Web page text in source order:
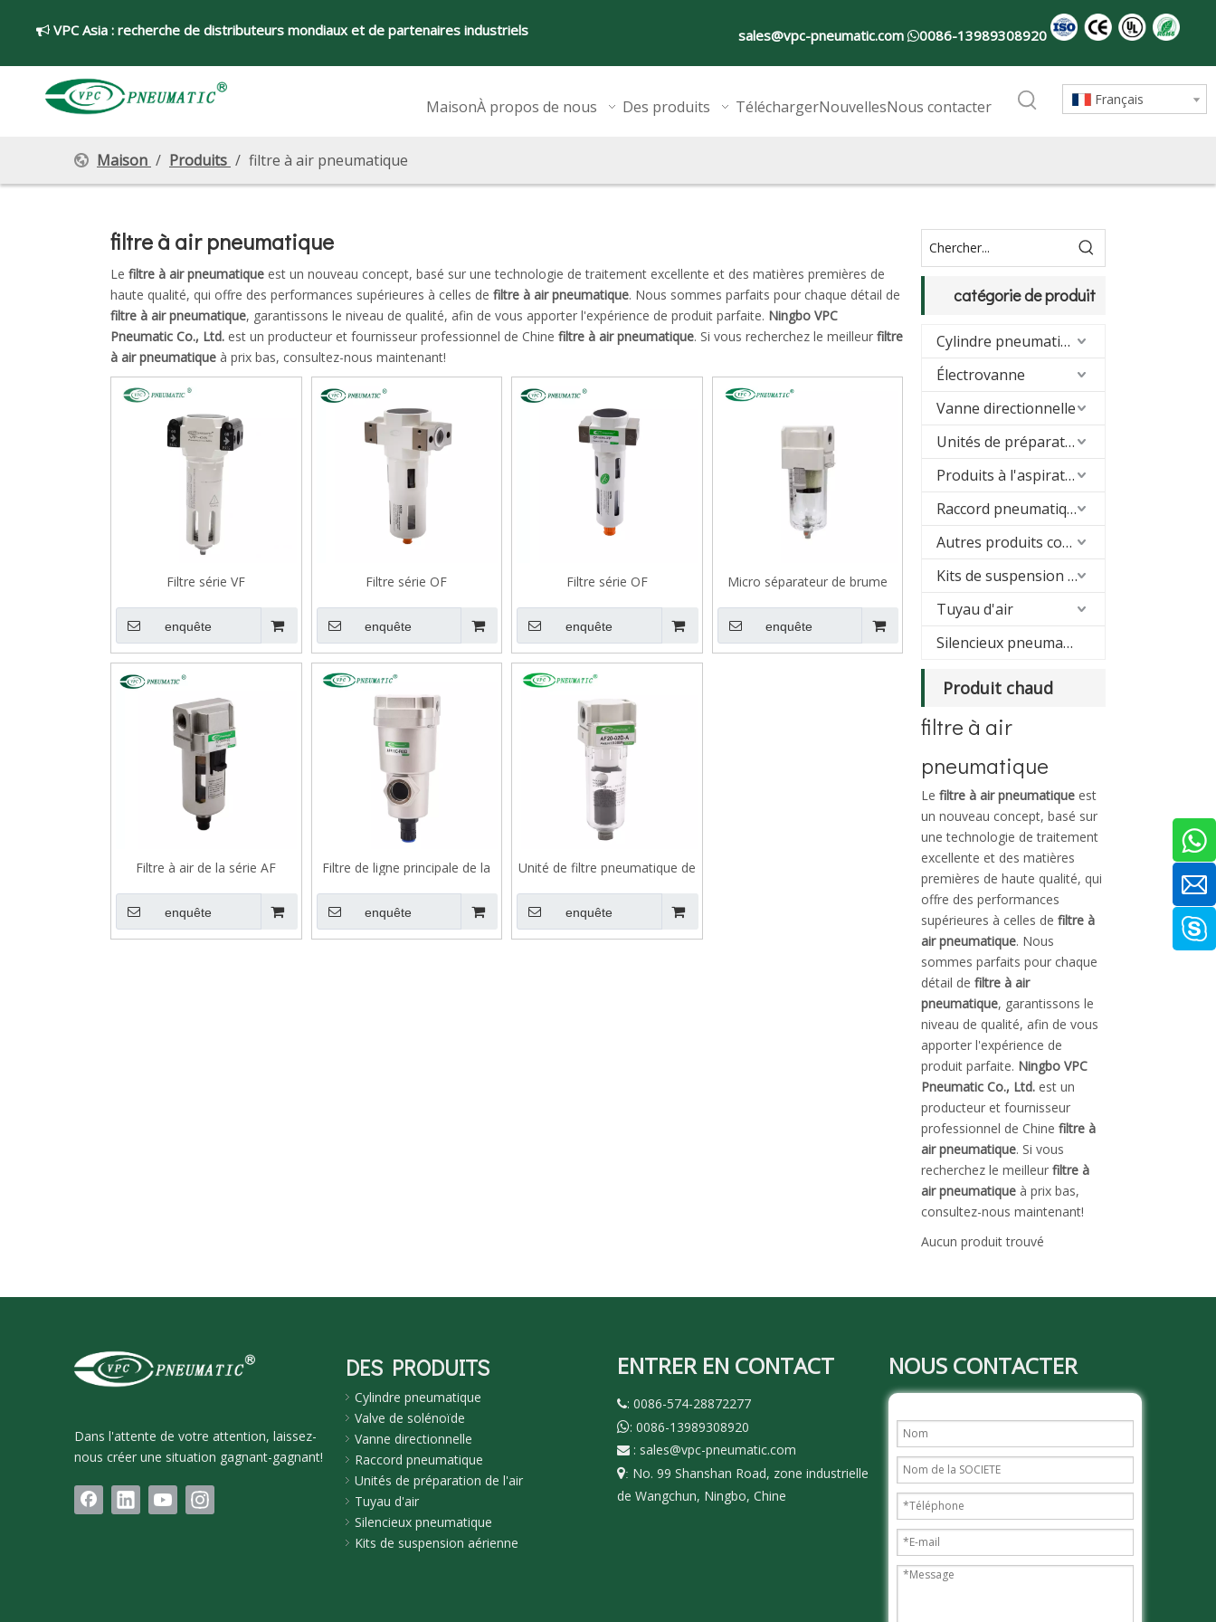
 VPC Asia : recherche de distributeurs mondiaux et de partenaires industriels sales@vpc-pneumatic.com 0086-13989308920
MaisonÀ propos de nous Des produits TéléchargerNouvellesNous contacter Français
Maison / Produits / filtre à air pneumatique
filtre à air pneumatique
Le filtre à air pneumatique est un nouveau concept, basé sur une technologie de traitement excellente et des matières premières de
haute qualité, qui offre des performances supérieures à celles de filtre à air pneumatique. Nous sommes parfaits pour chaque détail de
filtre à air pneumatique, garantissons le niveau de qualité, afin de vous apporter l'expérience de produit parfaite. Ningbo VPC
Pneumatic Co., Ltd. est un producteur et fournisseur professionnel de Chine filtre à air pneumatique. Si vous recherchez le meilleur filtre
à air pneumatique à prix bas, consultez-nous maintenant!
Filtre série VF
enquête
Filtre série OF
enquête
Filtre série OF
enquête
Micro séparateur de brume
enquête
Filtre à air de la série AF
enquête
Filtre de ligne principale de la
enquête
Unité de filtre pneumatique de
enquête
catégorie de produit
Cylindre pneumatique
Électrovanne
Vanne directionnelle
Unités de préparation d'air (FRL)
Produits à l'aspirateur
Raccord pneumatique
Autres produits connexes
Kits de suspension pneumatique
Tuyau d'air
Silencieux pneumatique
Produit chaud
filtre à air
pneumatique
Le filtre à air pneumatique est
un nouveau concept, basé sur
une technologie de traitement
excellente et des matières
premières de haute qualité, qui
offre des performances
supérieures à celles de filtre à
air pneumatique. Nous
sommes parfaits pour chaque
détail de filtre à air
pneumatique, garantissons le
niveau de qualité, afin de vous
apporter l'expérience de
produit parfaite. Ningbo VPC
Pneumatic Co., Ltd. est un
producteur et fournisseur
professionnel de Chine filtre à
air pneumatique. Si vous
recherchez le meilleur filtre à
air pneumatique à prix bas,
consultez-nous maintenant!
Aucun produit trouvé
Dans l'attente de votre attention, laissez-
nous créer une situation gagnant-gagnant!
DES PRODUITS
Cylindre pneumatique
Valve de solénoïde
Vanne directionnelle
Raccord pneumatique
Unités de préparation de l'air
Tuyau d'air
Silencieux pneumatique
Kits de suspension aérienne
ENTRER EN CONTACT
: 0086-574-28872277
: 0086-13989308920
: sales@vpc-pneumatic.com
: No. 99 Shanshan Road, zone industrielle
de Wangchun, Ningbo, Chine
NOUS CONTACTER